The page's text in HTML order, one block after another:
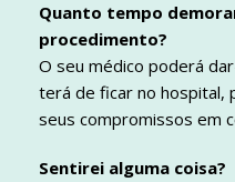
Quanto tempo
procedimento?
O seu médico poderá
terá de ficar no hospital,
seus compromissos em
Sentirei alguma coisa?